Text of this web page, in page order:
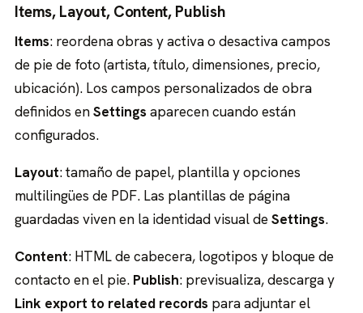
Items, Layout, Content, Publish
Items: reordena obras y activa o desactiva campos
de pie de foto (artista, título, dimensiones, precio,
ubicación). Los campos personalizados de obra
definidos enSettings aparecen cuando están
configurados.
Layout: tamaño de papel, plantilla y opciones
multilingües de PDF. Las plantillas de página
guardadas viven en la identidad visual deSettings.
Content: HTML de cabecera, logotipos y bloque de
contacto en el pie. Publish: previsualiza, descarga y
Link export to related records para adjuntar el